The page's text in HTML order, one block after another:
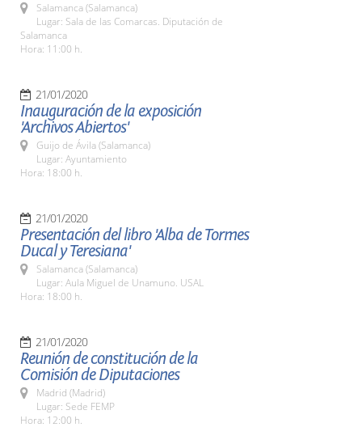
Salamanca (Salamanca)
Lugar: Sala de las Comarcas. Diputación de
Salamanca
Hora: 11:00 h.
21/01/2020
Inauguración de la exposición
'Archivos Abiertos'
Guijo de Ávila (Salamanca)
Lugar: Ayuntamiento
Hora: 18:00 h.
21/01/2020
Presentación del libro 'Alba de Tormes
Ducal y Teresiana'
Salamanca (Salamanca)
Lugar: Aula Miguel de Unamuno. USAL
Hora: 18:00 h.
21/01/2020
Reunión de constitución de la
Comisión de Diputaciones
Madrid (Madrid)
Lugar: Sede FEMP
Hora: 12:00 h.